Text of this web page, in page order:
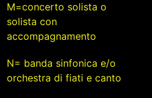
M=concerto solista o
solista con
accompagnamento
N= banda sinfonica e/o
orchestra di fiati e canto